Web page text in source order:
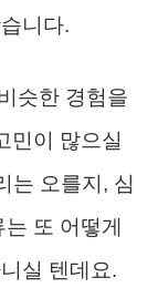
니다.
슷한 경험을
민이 많으실
는 오를지, 심
또 어떻게
실 텐데요.